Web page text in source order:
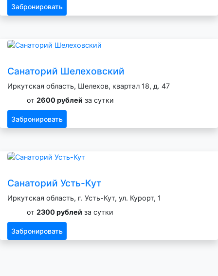
Забронировать
Санаторий Шелеховский
Иркутская область, Шелехов, квартал 18, д. 47
от 2600 рублей за сутки
Забронировать
Санаторий Усть-Кут
Иркутская область, г. Усть-Кут, ул. Курорт, 1
от 2300 рублей за сутки
Забронировать